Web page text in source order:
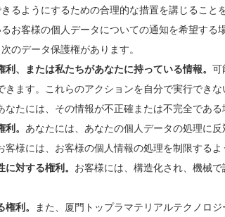
るようにするための合理的な措置を講じること
お客様の個人データについての通知を希望する
のデータ保護権があります。
利、または私たちがあなたに持っている情報。 可
きます。これらのアクションを自分で実行できな
なたには、その情報が不正確または不完全であ
。 あなたには、あなたの個人データの処理に反
客様には、お客様の個人情報の処理を制限するよ
対する権利。 お客様には、構造化され、機械
利。
また、厦門トップラマテリアルテクノロ